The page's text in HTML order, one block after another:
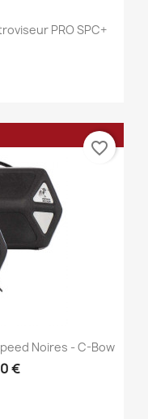
PRO SPC+
Noires - C-Bow
€
favorite_border